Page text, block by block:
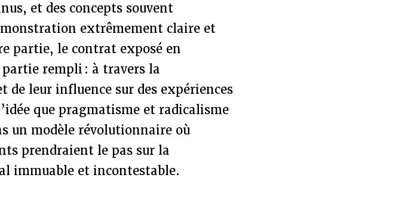
et des concepts souvent
extrêmement claire et
partie, le contrat exposé en
rempli : à travers la
de leur influence sur des expériences
que pragmatisme et radicalisme
un modèle révolutionnaire où
prendraient le pas sur la
immuable et incontestable.